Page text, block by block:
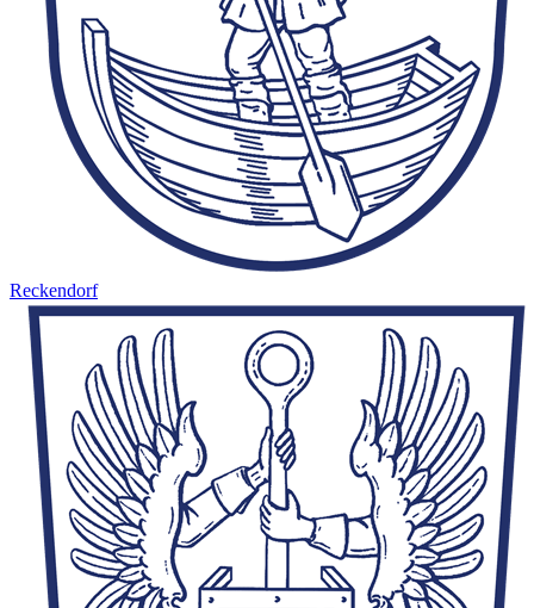
Reckendorf